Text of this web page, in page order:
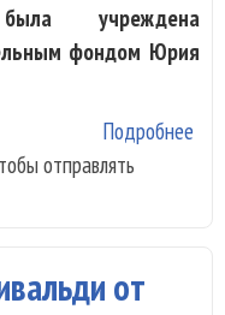
учреждена
фондом Юрия
Подробнее
отправлять
от